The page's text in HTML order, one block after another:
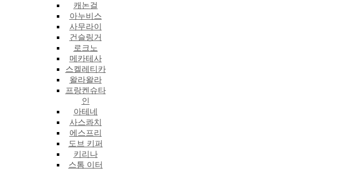
캐논걸
아누비스
사무라이
건슬링거
로크노
메카테사
스켈레티카
왈라왈라
프랑켄슈타
인
아테네
사스콰치
에스프리
도브 키퍼
키리나
스톰 이터